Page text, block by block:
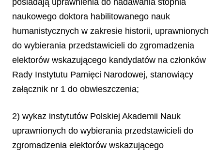
naukowego doktora habilitowanego nauk
humanistycznych w zakresie historii, uprawnionych
do wybierania przedstawicieli do zgromadzenia
elektorów wskazującego kandydatów na członków
Rady Instytutu Pamięci Narodowej, stanowiący
załącznik nr 1 do obwieszczenia;
2) wykaz instytutów Polskiej Akademii Nauk
uprawnionych do wybierania przedstawicieli do
zgromadzenia elektorów wskazującego